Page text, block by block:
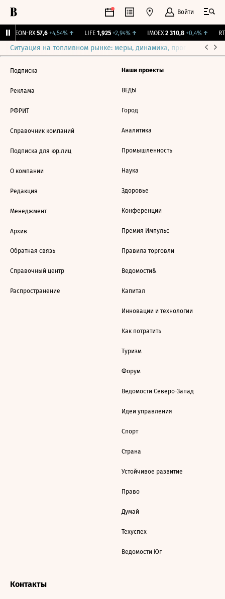
Войти
VEON-RX 57,6 +4,54%↑ LIFE 1,925 +2,94%↑ IMOEX 2 310,8 +0,4%↑
Ситуация на топливном рынке: меры, динамика, прогнозы
Подписка
Реклама
РФРИТ
Справочник компаний
Подписка для юр.лиц
О компании
Редакция
Менеджмент
Архив
Обратная связь
Справочный центр
Распространение
Наши проекты
ВЕДЫ
Город
Аналитика
Промышленность
Наука
Здоровье
Конференции
Премия Импульс
Правила торговли
Ведомости&
Капитал
Инновации и технологии
Как потратить
Туризм
Форум
Ведомости Северо-Запад
Идеи управления
Спорт
Страна
Устойчивое развитие
Право
Думай
Техуспех
Ведомости Юг
Контакты